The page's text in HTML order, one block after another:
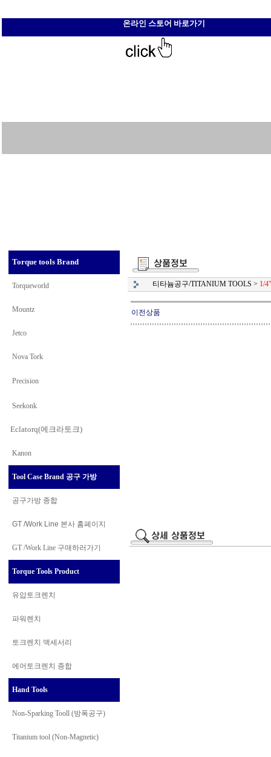
온라인 스토어 바로가기
Torque tools Brand
Torqueworld
Mountz
Jetco
Nova Tork
Precision
Seekonk
Eclatorq(에크라토크)
Kanon
Tool Case Brand 공구 가방
공구가방 종합
GT /Work Line 본사 홈페이지
GT /Work Line 구매하러가기
Torque Tools Product
유압토크렌치
파워렌치
토크렌치 액세서리
에어토크렌치 종합
Hand Tools
Non-Sparking Tooll (방폭공구)
Titanium tool (Non-Magnetic)
티타늄공구/TITANIUM TOOLS > 1/
이전상품